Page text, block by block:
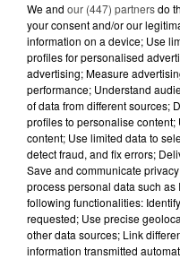
5 août
4 août
RUÉE
We and our (447) partnersdo
your consent and/or our
information on a device; Use
profiles for personalised
advertising; Measure
performance; Understand
of data from different sources;
profiles to personalise
content; Use limited data to
detect fraud, and fix errors;
Save and communicate
process personal data such
following functionalities:
requested; Use precise
other data sources; Link
information transmitted